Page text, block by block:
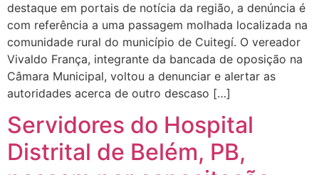
destaque em portais de notícia da região, a denúncia é
com referência a uma passagem molhada localizada na
comunidade rural do município de Cuitegí. O vereador
Vivaldo França, integrante da bancada de oposição na
Câmara Municipal, voltou a denunciar e alertar as
autoridades acerca de outro descaso […]
Servidores do Hospital
Distrital de Belém, PB,